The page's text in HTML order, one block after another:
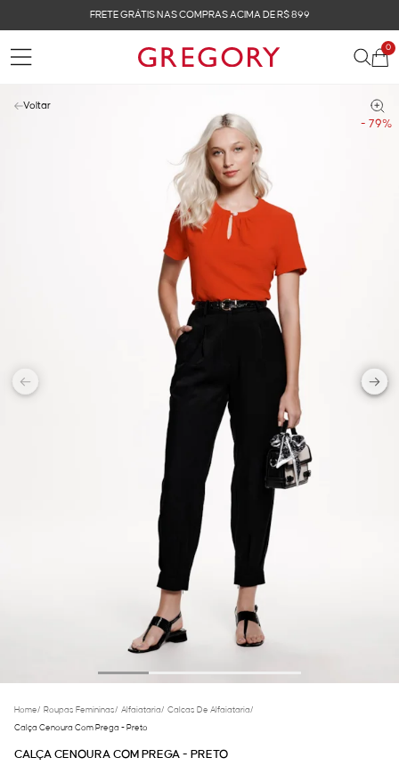
FRETE GRÁTIS NAS COMPRAS ACIMA DE R$ 899
0
- 79%
Voltar
Home/ Roupas Femininas/ Alfaiataria/ Calcas De Alfaiataria/
Calça Cenoura Com Prega - Preto
CALÇA CENOURA COM PREGA - PRETO